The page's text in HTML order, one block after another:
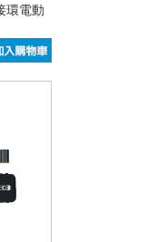
環電動